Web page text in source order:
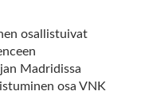
osallistuivat
Madridissa
osa VNK